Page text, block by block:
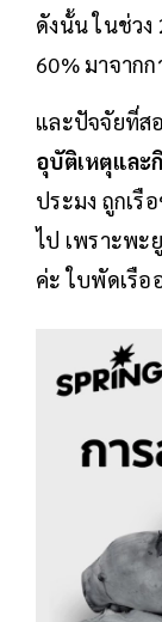
ดังนั้น ในช่วง
60% มาจาก
และปัจจัยที่ส
อุบัติเหตุและ
ประมง ถูกเรื
ไป เพราะพ
ค่ะ ใบพัดเรือ